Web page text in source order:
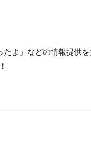
よ」などの情報提供を